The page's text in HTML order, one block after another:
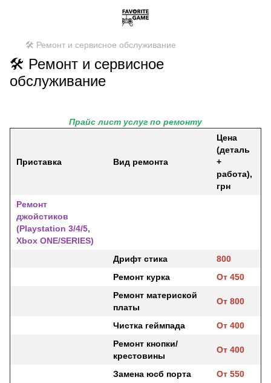
🛠️ Ремонт и сервисное обслуживание
🛠️ Ремонт и сервисное
обслуживание
Прайс лист услуг по ремонту
Приставка Вид ремонта
Цена
(деталь
+
работа),
грн
Ремонт
джойстиков
(Playstation 3/4/5,
Xbox ONE/SERIES)
Дрифт стика
800
Ремонт курка
От 450
Ремонт материской
платы
От 800
Чистка геймпада
От 400
Ремонт кнопки/
крестовины
От 400
Замена юсб порта
От 550